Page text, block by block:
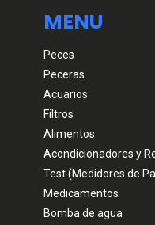
MENU
Peces
Peceras
Acuarios
Filtros
Alimentos
Acondicionadores y
Test (Medidores de
Medicamentos
Bomba de agua